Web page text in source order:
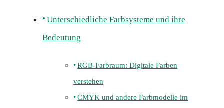
Unterschiedliche Farbsysteme und ihre
Bedeutung
RGB-Farbraum: Digitale Farben
verstehen
CMYK und andere Farbmodelle im